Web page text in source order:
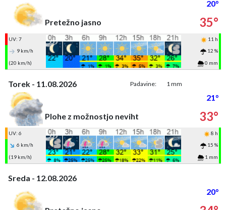
20°
Pretežno jasno
35°
UV: 7
11 h
9 km/h
12 %
(20 km/h)
0 mm
Torek - 11.08.2026 Padavine: 1 mm
21°
Plohe z možnostjo neviht
33°
UV: 6
8 h
6 km/h
15 %
(19 km/h)
1 mm
Sreda - 12.08.2026
20°